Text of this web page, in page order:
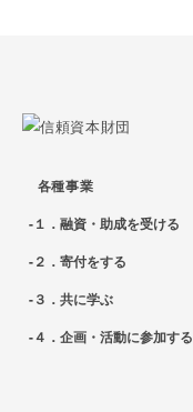
各種事業
１．融資・助成を受ける
２．寄付をする
３．共に学ぶ
４．企画・活動に参加する